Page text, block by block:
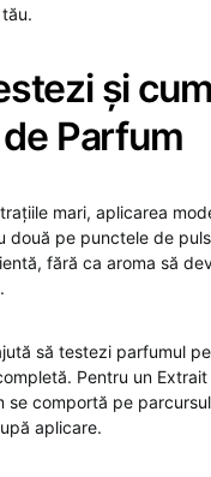
și
Parfum
mari, aplicarea
două pe punctele de
fără ca aroma să
să testezi parfumul
Pentru un
se comportă pe
aplicare.